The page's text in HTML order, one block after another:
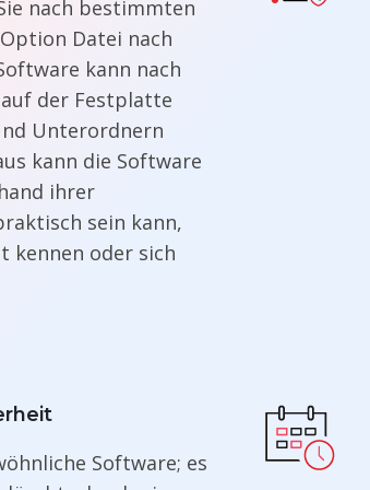
nach bestimmten
Datei nach
kann nach
der Festplatte
Unterordnern
kann die Software
ihrer
sein kann,
kennen oder sich
Software; es